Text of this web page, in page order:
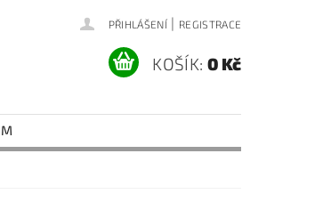
PŘIHLÁŠENÍ | REGISTRACE
KOŠÍK: 0 Kč